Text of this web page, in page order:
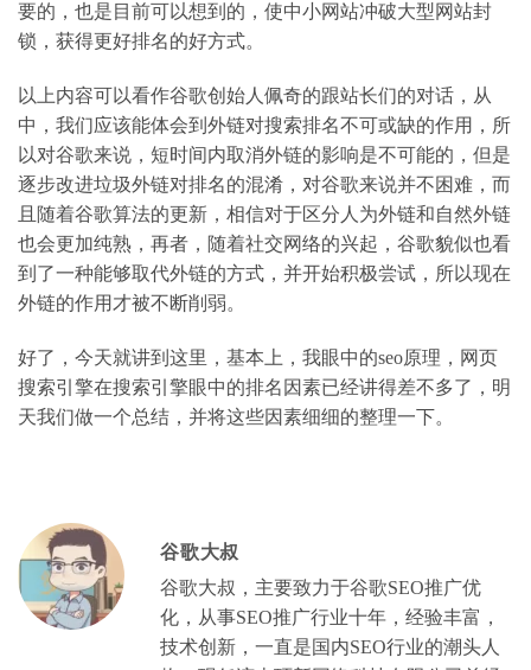
要的，也是目前可以想到的，使中小网站冲破大型网站封
锁，获得更好排名的好方式。
以上内容可以看作谷歌创始人佩奇的跟站长们的对话，从
中，我们应该能体会到外链对搜索排名不可或缺的作用，所
以对谷歌来说，短时间内取消外链的影响是不可能的，但是
逐步改进垃圾外链对排名的混淆，对谷歌来说并不困难，而
且随着谷歌算法的更新，相信对于区分人为外链和自然外链
也会更加纯熟，再者，随着社交网络的兴起，谷歌貌似也看
到了一种能够取代外链的方式，并开始积极尝试，所以现在
外链的作用才被不断削弱。
好了，今天就讲到这里，基本上，我眼中的seo原理，网页
搜索引擎在搜索引擎眼中的排名因素已经讲得差不多了，明
天我们做一个总结，并将这些因素细细的整理一下。
谷歌大叔
谷歌大叔，主要致力于谷歌SEO推广优
化，从事SEO推广行业十年，经验丰富，
技术创新，一直是国内SEO行业的潮头人